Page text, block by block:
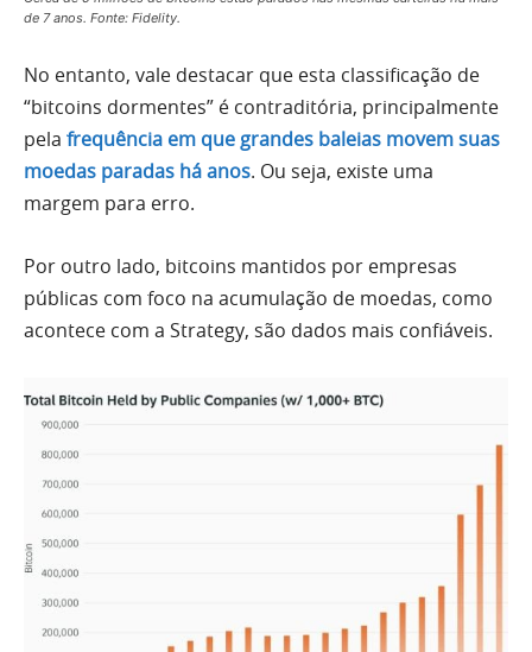
de 7 anos. Fonte: Fidelity.
No entanto, vale destacar que esta classificação de
“bitcoins dormentes” é contraditória, principalmente
pela frequência em que grandes baleias movem suas
moedas paradas há anos. Ou seja, existe uma
margem para erro.
Por outro lado, bitcoins mantidos por empresas
públicas com foco na acumulação de moedas, como
acontece com a Strategy, são dados mais confiáveis.